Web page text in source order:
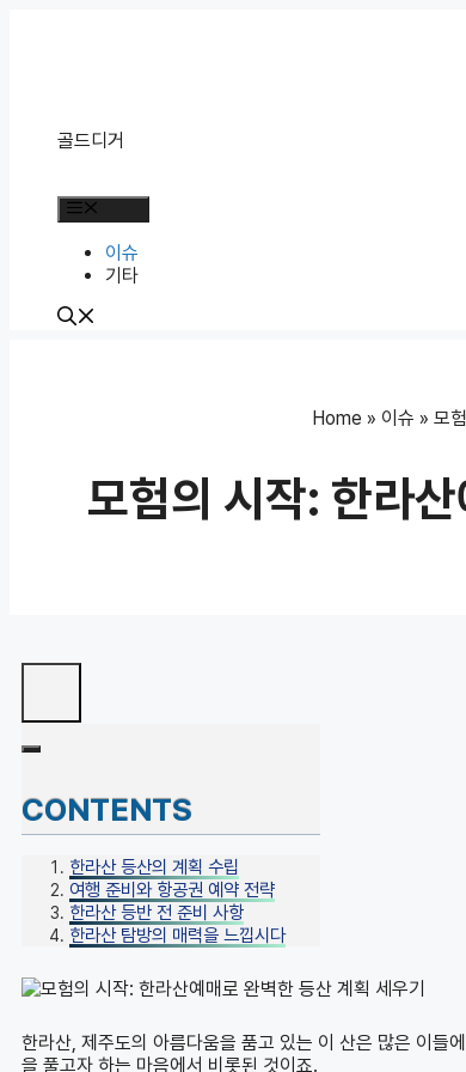
골드디거
이슈
기타
Home » 이슈 » 모
모험의 시작: 한라
CONTENTS
한라산 등산의 계획 수립
여행 준비와 항공권 예약 전략
한라산 등반 전 준비 사항
한라산 탐방의 매력을 느낍시다
한라산, 제주도의 아름다움을 품고 있는 이 산은 많은 이들
을 풀고자 하는 마음에서 비롯된 것이죠.